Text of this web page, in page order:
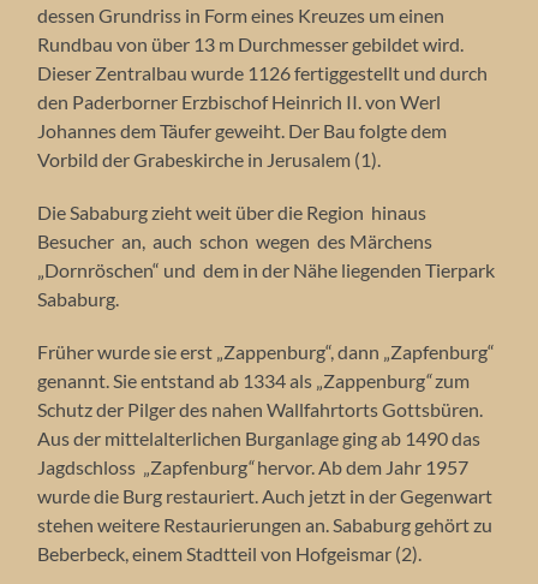
dessen Grundriss in Form eines Kreuzes um einen
Rundbau von über 13 m Durchmesser gebildet wird.
Dieser Zentralbau wurde 1126 fertiggestellt und durch
den Paderborner Erzbischof Heinrich II. von Werl
Johannes dem Täufer geweiht. Der Bau folgte dem
Vorbild der Grabeskirche in Jerusalem (1).
Die Sababurg zieht weit über die Region hinaus
Besucher an, auch schon wegen des Märchens
„Dornröschen“ und dem in der Nähe liegenden Tierpark
Sababurg.
Früher wurde sie erst „Zappenburg“, dann „Zapfenburg“
genannt. Sie entstand ab 1334 als „Zappenburg“zum
Schutz der Pilger des nahen Wallfahrtorts Gottsbüren.
Aus der mittelalterlichen Burganlage ging ab 1490 das
Jagdschloss „Zapfenburg“hervor. Ab dem Jahr 1957
wurde die Burg restauriert. Auch jetzt in der Gegenwart
stehen weitere Restaurierungen an. Sababurg gehört zu
Beberbeck, einem Stadtteil von Hofgeismar (2).